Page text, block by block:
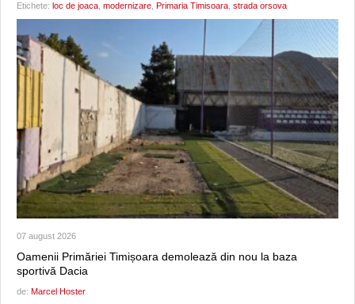
Etichete: loc de joaca modernizare Primaria Timisoara strada orsova
07 august 2026
Oamenii Primăriei Timișoara demolează din nou la baza
sportivă Dacia
de: Marcel Hoster